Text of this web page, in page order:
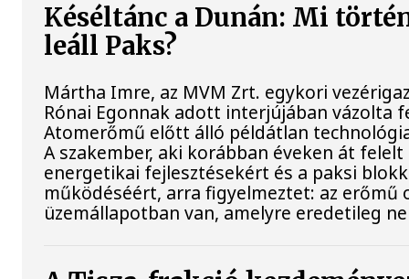
Késéltánc a Dunán: Mi
leáll Paks?
Mártha Imre, az MVM Zrt. egykori
Rónai Egonnak adott interjújában vázolta
Atomerőmű előtt álló példátlan
A szakember, aki korábban éveken át felelt
energetikai fejlesztésekért és a paksi
működéséért, arra figyelmeztet: az erőmű
üzemállapotban van, amelyre eredetileg